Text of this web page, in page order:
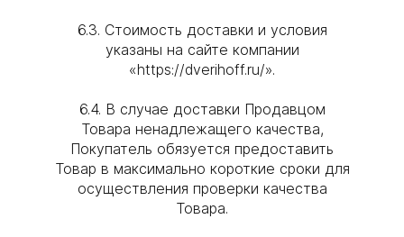
6.3. Стоимость доставки и условия
указаны на сайте компании
«https://dverihoff.ru/».
6.4. В случае доставки Продавцом
Товара ненадлежащего качества,
Покупатель обязуется предоставить
Товар в максимально короткие сроки для
осуществления проверки качества
Товара.